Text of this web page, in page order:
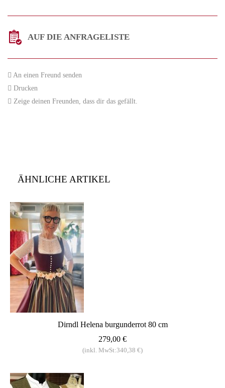
AUF DIE ANFRAGELISTE
An einen Freund senden
Drucken
Zeige deinen Freunden, dass dir das gefällt.
ÄHNLICHE ARTIKEL
Dirndl Helena burgunderrot 80 cm
279,00 €
(inkl. MwSt:340,38 €)